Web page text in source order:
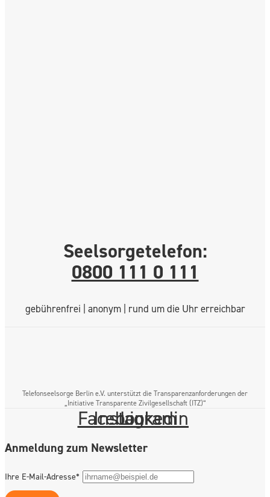
Seelsorgetelefon:
0800 111 0 111
gebührenfrei | anonym | rund um die Uhr erreichbar
Telefonseelsorge Berlin e.V. unterstützt die Transparenzanforderungen der
„Initiative Transparente Zivilgesellschaft (ITZ)“
Facebook
Instagram
Linkedin
Anmeldung zum Newsletter
Ihre E-Mail-Adresse*